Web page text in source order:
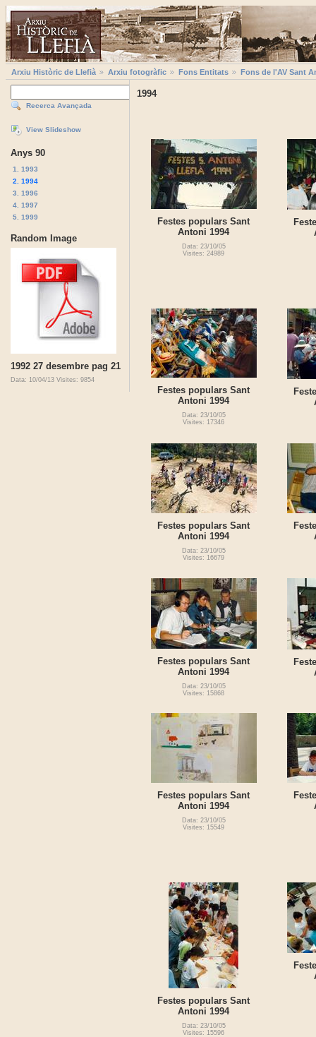
Arxiu Històric de Llefià Arxiu fotogràfic Fons Entitats Fons de l'AV Sant
Recerca Avançada
View Slideshow
Anys 90
1. 1993
2. 1994
3. 1996
4. 1997
5. 1999
Random Image
1992 27 desembre pag 21
Data: 10/04/13 Visites: 9854
1994
Festes populars Sant
Antoni 1994
Data: 23/10/05
Visites: 24989
Festes populars Sant
Antoni 1994
Data: 23/10/05
Visites: 17346
Festes populars Sant
Antoni 1994
Data: 23/10/05
Visites: 16679
Festes populars Sant
Antoni 1994
Data: 23/10/05
Visites: 15868
Festes populars Sant
Antoni 1994
Data: 23/10/05
Visites: 15549
Festes populars Sant
Antoni 1994
Data: 23/10/05
Visites: 15596